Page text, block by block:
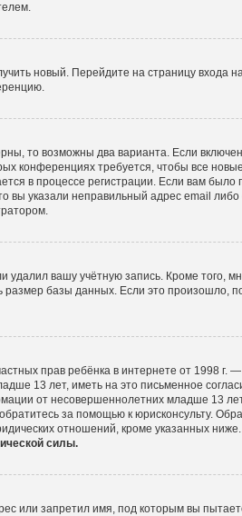
новый. Перейдите на страницу входа
то возможны два варианта. Если
конференциях требуется, чтобы все
в процессе регистрации. Если вам
вы указали неправильный адрес email
удалил вашу учётную запись. Кроме того,
базы данных. Если это произошло,
прав ребёнка в интернете от 1998
13 лет, иметь на это письменное
от несовершеннолетних младше 13
за помощью к юрисконсульту.
отношений, кроме указанных ниже.
силы.
или запретил имя, под которым вы